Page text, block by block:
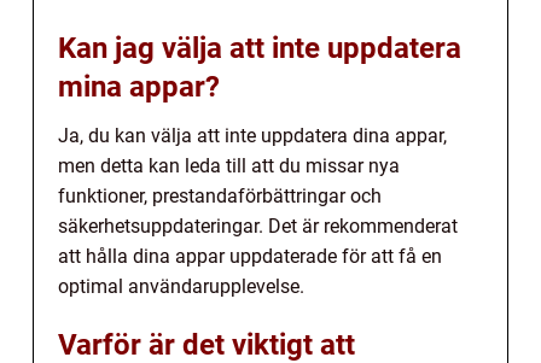
Kan jag välja att inte uppdatera
mina appar?
Ja, du kan välja att inte uppdatera dina appar,
men detta kan leda till att du missar nya
funktioner, prestandaförbättringar och
säkerhetsuppdateringar. Det är rekommenderat
att hålla dina appar uppdaterade för att få en
optimal användarupplevelse.
Varför är det viktigt att